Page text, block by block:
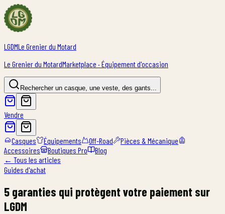
LGDMLe Grenier du Motard
Le Grenier du MotardMarketplace · Équipement d'occasion
Rechercher un casque, une veste, des gants...
Vendre
Casques Équipements Off-Road
Pièces & Mécanique
Accessoires
Boutiques Pro
Blog
← Tous les articles
Guides d'achat
5 garanties qui protègent votre paiement sur
LGDM